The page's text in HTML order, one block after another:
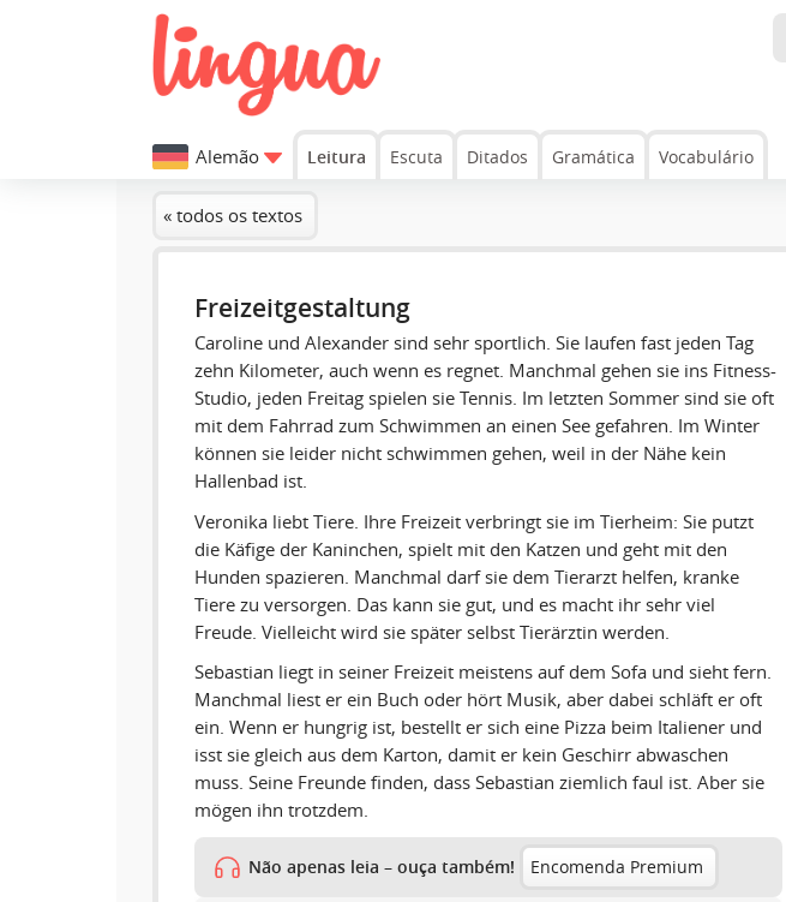
Alemão Leitura Escuta Ditados Gramática Vocabulário
« todos os textos
Freizeitgestaltung
Caroline und Alexander sind sehr sportlich. Sie laufen fast jeden Tag
zehn Kilometer, auch wenn es regnet. Manchmal gehen sie ins Fitness-
Studio, jeden Freitag spielen sie Tennis. Im letzten Sommer sind sie oft
mit dem Fahrrad zum Schwimmen an einen See gefahren. Im Winter
können sie leider nicht schwimmen gehen, weil in der Nähe kein
Hallenbad ist.
Veronika liebt Tiere. Ihre Freizeit verbringt sie im Tierheim: Sie putzt
die Käfige der Kaninchen, spielt mit den Katzen und geht mit den
Hunden spazieren. Manchmal darf sie dem Tierarzt helfen, kranke
Tiere zu versorgen. Das kann sie gut, und es macht ihr sehr viel
Freude. Vielleicht wird sie später selbst Tierärztin werden.
Sebastian liegt in seiner Freizeit meistens auf dem Sofa und sieht fern.
Manchmal liest er ein Buch oder hört Musik, aber dabei schläft er oft
ein. Wenn er hungrig ist, bestellt er sich eine Pizza beim Italiener und
isst sie gleich aus dem Karton, damit er kein Geschirr abwaschen
muss. Seine Freunde finden, dass Sebastian ziemlich faul ist. Aber sie
mögen ihn trotzdem.
Não apenas leia – ouça também! Encomenda Premium